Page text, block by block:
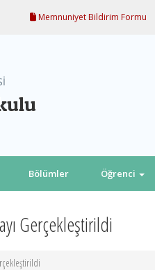
Memnuniyet Bildirim Formu
Bölümler Öğrenci
Gerçekleştirildi